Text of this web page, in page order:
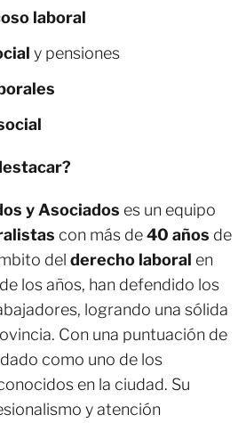
laboral
y pensiones
y Asociados es un equipo
con más de40 años de
del derecho laboral en
los años, han defendido los
logrando una sólida
Con una puntuación de
como uno de los
en la ciudad. Su
y atención